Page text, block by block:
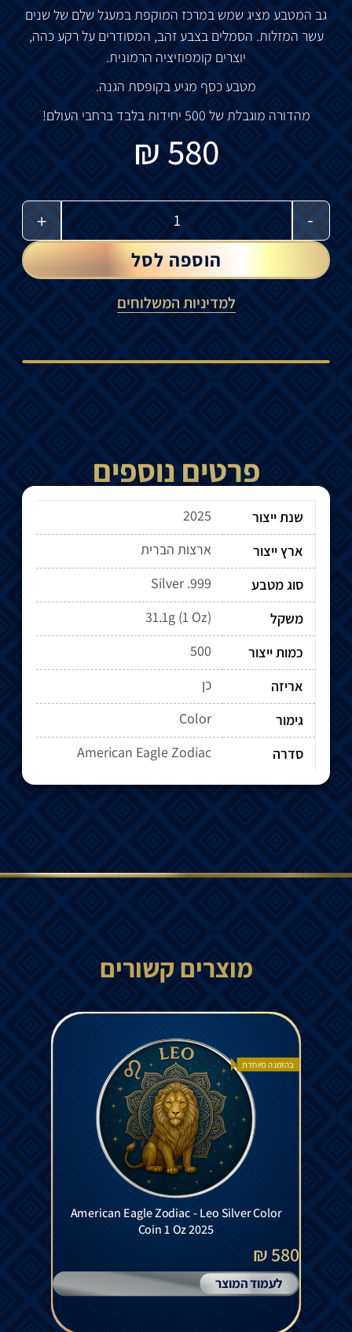
גב המטבע מציג שמש במרכז המוקפת במעגל שלם של שנים
עשר המזלות. הסמלים בצבע זהב, המסודרים על רקע כהה,
יוצרים קומפוזיציה הרמונית.
מטבע כסף מגיע בקופסת הגנה.
מהדורה מוגבלת של 500 יחידות בלבד ברחבי העולם!
580
₪
-
+
הוספה לסל
למדיניות המשלוחים
פרטים נוספים
שנת ייצור
2025
ארץ ייצור
ארצות הברית
סוג מטבע
Silver .999
משקל
31.1g (1 Oz)
כמות ייצור
500
אריזה
כן
גימור
Color
סדרה
American Eagle Zodiac
מוצרים קשורים
בהזמנה מיוחדת
American Eagle Zodiac - Leo Silver Color
Coin 1 Oz 2025
580 ₪
לעמוד המוצר